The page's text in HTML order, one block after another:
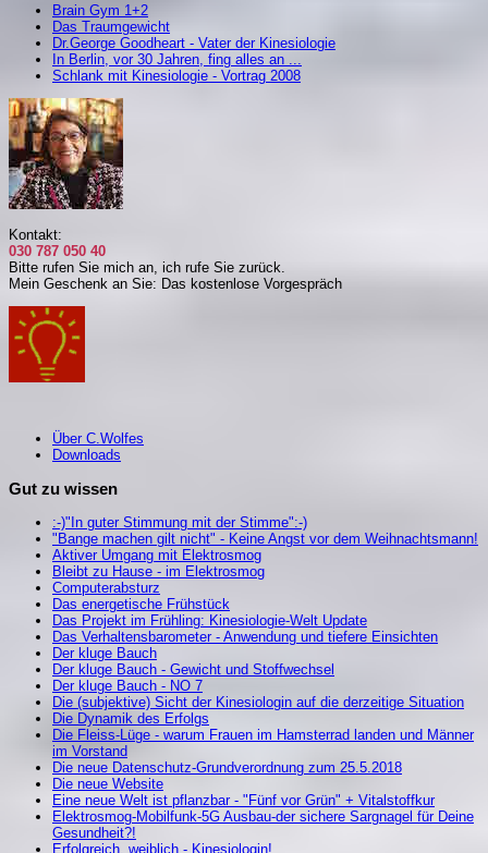
Brain Gym 1+2
Das Traumgewicht
Dr.George Goodheart - Vater der Kinesiologie
In Berlin, vor 30 Jahren, fing alles an ...
Schlank mit Kinesiologie - Vortrag 2008
Kontakt:
030 787 050 40
Bitte rufen Sie mich an, ich rufe Sie zurück.
Mein Geschenk an Sie: Das kostenlose Vorgespräch
Über C.Wolfes
Downloads
Gut zu wissen
:-)"In guter Stimmung mit der Stimme":-)
"Bange machen gilt nicht" - Keine Angst vor dem Weihnachtsmann!
Aktiver Umgang mit Elektrosmog
Bleibt zu Hause - im Elektrosmog
Computerabsturz
Das energetische Frühstück
Das Projekt im Frühling: Kinesiologie-Welt Update
Das Verhaltensbarometer - Anwendung und tiefere Einsichten
Der kluge Bauch
Der kluge Bauch - Gewicht und Stoffwechsel
Der kluge Bauch - NO 7
Die (subjektive) Sicht der Kinesiologin auf die derzeitige Situation
Die Dynamik des Erfolgs
Die Fleiss-Lüge - warum Frauen im Hamsterrad landen und Männer
im Vorstand
Die neue Datenschutz-Grundverordnung zum 25.5.2018
Die neue Website
Eine neue Welt ist pflanzbar - "Fünf vor Grün" + Vitalstoffkur
Elektrosmog-Mobilfunk-5G Ausbau-der sichere Sargnagel für Deine
Gesundheit?!
Erfolgreich, weiblich - Kinesiologin!